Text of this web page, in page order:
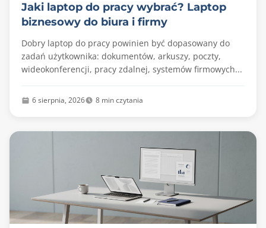
Jaki laptop do pracy wybrać? Laptop
biznesowy do biura i firmy
Dobry laptop do pracy powinien być dopasowany do
zadań użytkownika: dokumentów, arkuszy, poczty,
wideokonferencji, pracy zdalnej, systemów firmowych...
6 sierpnia, 2026 8 min czytania